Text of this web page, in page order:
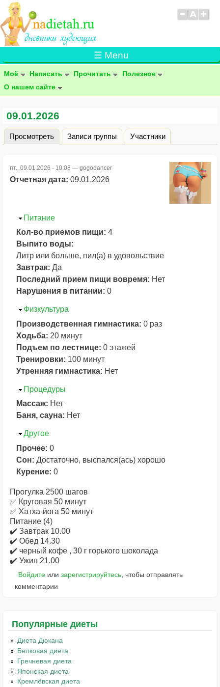
☰ Menu
Моё Написать Прочитать
Полезное
О нашем сайте
09.01.2026
Главные вкладки
Просмотреть (активная вкладка)
Записи группы Участники
пт., 09.01.2026 - 10:08 — gogodancer
Отчетная дата: 09.01.2026
Скрыть
Питание
Кол-во приемов пищи: 4
Выпито воды:
Литр или больше, пил(а) в удовольствие
Завтрак: Да
Последний прием пищи вовремя: Нет
Нарушения в питании: 0
Скрыть
Физкультура
Производственная гимнастика: 0 раз
Ходьба: 20 минут
Подъем по лестнице: 0 этажей
Тренировки: 100 минут
Утренняя гимнастика: Нет
Скрыть
Процедуры
Массаж: Нет
Баня, сауна: Нет
Скрыть
Другое
Прочее: 0
Сон: Достаточно, выспался(ась) хорошо
Курение: 0
Прогулка 2500 шагов
✅ Круговая 50 минут
✅ Хатха-йога 50 минут
Питание (4)
✔️ Завтрак 10.00
✔️ Обед 14.30
✔️ черный кофе , 30 г горького шоколада
✔️ Ужин 21.00
Войдитеили зарегистрируйтесь, чтобы отправлять
комментарии
Популярные диеты
Диета Дюкана
Белковая диета
Гречневая диета
Японская диета
Кремлёвская диета